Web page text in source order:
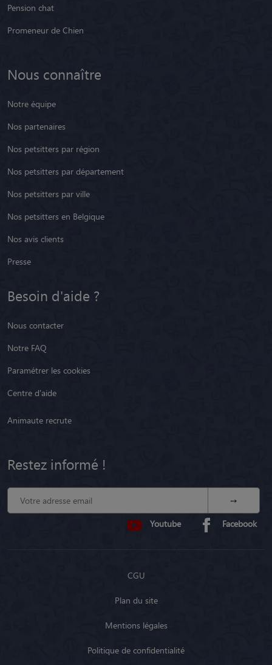
Pension chat
Promeneur de Chien
Nous connaître
Notre équipe
Nos partenaires
Nos petsitters par région
Nos petsitters par département
Nos petsitters par ville
Nos petsitters en Belgique
Nos avis clients
Presse
Besoin d'aide ?
Nous contacter
Notre FAQ
Paramétrer les cookies
Centre d'aide
Animaute recrute
Restez informé !
Youtube Facebook
CGU
Plan du site
Mentions légales
Politique de confidentialité